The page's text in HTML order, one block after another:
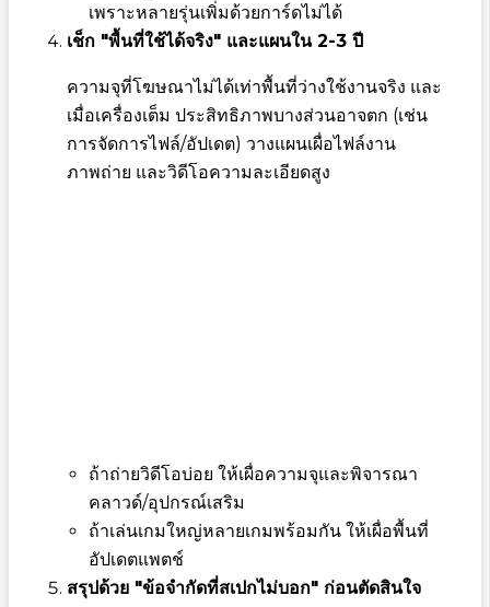
เพราะหลายรุ่นเพิ่มด้วยการ์ดไม่ได้
เช็ก "พื้นที่ใช้ได้จริง" และแผนใน 2-3 ปี
ความจุที่โฆษณาไม่ได้เท่าพื้นที่ว่างใช้งานจริง และ
เมื่อเครื่องเต็ม ประสิทธิภาพบางส่วนอาจตก (เช่น
การจัดการไฟล์/อัปเดต) วางแผนเผื่อไฟล์งาน
ภาพถ่าย และวิดีโอความละเอียดสูง
ถ้าถ่ายวิดีโอบ่อย ให้เผื่อความจุและพิจารณา
คลาวด์/อุปกรณ์เสริม
ถ้าเล่นเกมใหญ่หลายเกมพร้อมกัน ให้เผื่อพื้นที่
อัปเดตแพตช์
สรุปด้วย "ข้อจำกัดที่สเปกไม่บอก" ก่อนตัดสินใจ